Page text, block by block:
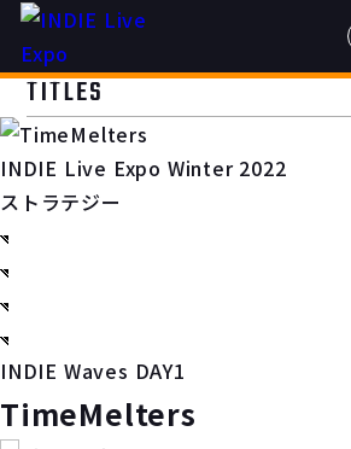
TITLES
INDIE Live Expo Winter 2022
ストラテジー
INDIE Waves DAY1
TimeMelters